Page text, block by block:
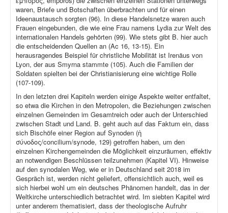
waren, Briefe und Botschaften überbrachten und für einen
Ideenaustausch sorgten (96). In diese Handelsnetze waren auch
Frauen eingebunden, die wie eine Frau namens Lydia zur Welt des
internationalen Handels gehörten (99). Wie stets gibt B. hier auch
die entscheidenden Quellen an (Ac 16, 13-15). Ein
herausragendes Beispiel für christliche Mobilität ist Irenäus von
Lyon, der aus Smyrna stammte (105). Auch die Familien der
Soldaten spielten bei der Christianisierung eine wichtige Rolle
(107-109).
In den letzten drei Kapiteln werden einige Aspekte weiter entfaltet,
so etwa die Kirchen in den Metropolen, die Beziehungen zwischen
einzelnen Gemeinden im Gesamtreich oder auch der Unterschied
zwischen Stadt und Land. B. geht auch auf das Faktum ein, dass
sich Bischöfe einer Region auf Synoden (ἡ
σύνοδος/concilium/synode, 129) getroffen haben, um den
einzelnen Kirchengemeinden die Möglichkeit einzuräumen, effektiv
an notwendigen Beschlüssen teilzunehmen (Kapitel VI). Hinweise
auf den synodalen Weg, wie er in Deutschland seit 2018 im
Gespräch ist, werden nicht geliefert, offensichtlich auch, weil es
sich hierbei wohl um ein deutsches Phänomen handelt, das in der
Weltkirche unterschiedlich betrachtet wird. Im siebten Kapitel wird
unter anderem thematisiert, dass der theologische Aufruhr